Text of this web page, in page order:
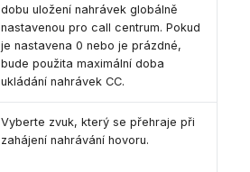
dobu uložení nahrávek globálně
nastavenou pro call centrum. Pokud
je nastavena 0 nebo je prázdné,
bude použita maximální doba
ukládání nahrávek CC.
Vyberte zvuk, který se přehraje při
zahájení nahrávání hovoru.